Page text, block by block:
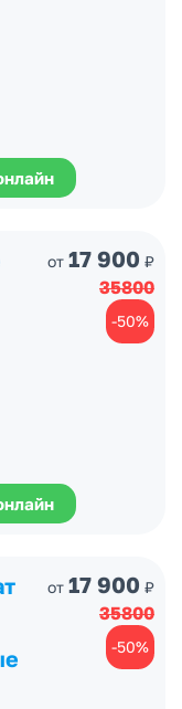
от 17 900 ₽
35800
-50%
от 17 900 ₽
35800
-50%